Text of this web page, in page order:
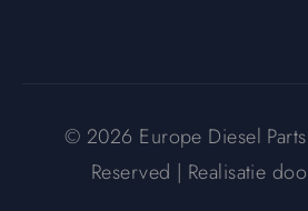
© 2026 Europe Diesel
Reserved | Realisatie